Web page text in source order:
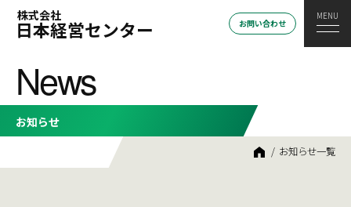
株式会社
日本経営センター お問い合わせ
News
お知らせ
HOME
お知らせ一覧